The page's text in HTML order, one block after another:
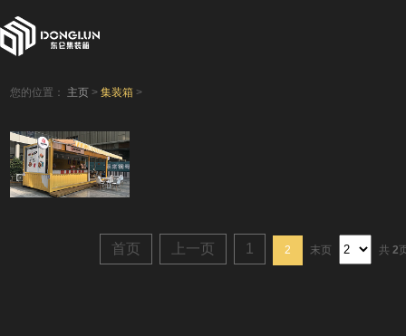
您的位置： 主页 >集装箱 >
首页 上一页 1 2 末页 共 2